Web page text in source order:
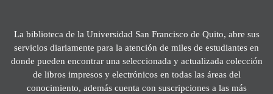
La biblioteca de la Universidad San Francisco de Quito, abre sus
servicios diariamente para la atención de miles de estudiantes en
donde pueden encontrar una seleccionada y actualizada colección
de libros impresos y electrónicos en todas las áreas del
conocimiento, además cuenta con suscripciones a las más